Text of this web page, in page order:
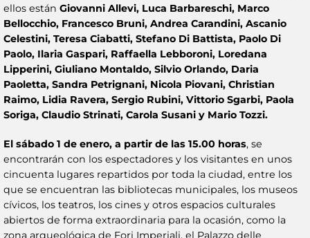
ellos están Giovanni Allevi, Luca Barbareschi, Marco
Bellocchio, Francesco Bruni, Andrea Carandini, Ascanio
Celestini, Teresa Ciabatti, Stefano Di Battista, Paolo Di
Paolo, Ilaria Gaspari, Raffaella Lebboroni, Loredana
Lipperini, Giuliano Montaldo, Silvio Orlando, Daria
Paoletta, Sandra Petrignani, Nicola Piovani, Christian
Raimo, Lidia Ravera, Sergio Rubini, Vittorio Sgarbi, Paola
Soriga, Claudio Strinati, Carola Susani y Mario Tozzi.
El sábado 1 de enero, a partir de las 15.00 horas, se
encontrarán con los espectadores y los visitantes en unos
cincuenta lugares repartidos por toda la ciudad, entre los
que se encuentran las bibliotecas municipales, los museos
cívicos, los teatros, los cines y otros espacios culturales
abiertos de forma extraordinaria para la ocasión, como la
zona arqueológica de Fori Imperiali, el Palazzo delle